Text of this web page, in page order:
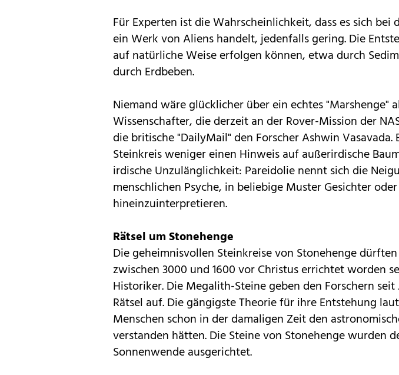
Für Experten ist die Wahrscheinlichkeit, dass es sich bei
ein Werk von Aliens handelt, jedenfalls gering. Die
auf natürliche Weise erfolgen können, etwa durch
durch Erdbeben.
Niemand wäre glücklicher über ein echtes "Marshenge"
Wissenschafter, die derzeit an der Rover-Mission der
die britische "DailyMail" den Forscher Ashwin Vasavada.
Steinkreis weniger einen Hinweis auf außerirdische
irdische Unzulänglichkeit: Pareidolie nennt sich die
menschlichen Psyche, in beliebige Muster Gesichter
hineinzuinterpretieren.
Rätsel um Stonehenge
Die geheimnisvollen Steinkreise von Stonehenge
zwischen 3000 und 1600 vor Christus errichtet worden
Historiker. Die Megalith-Steine geben den Forschern
Rätsel auf. Die gängigste Theorie für ihre Entstehung
Menschen schon in der damaligen Zeit den
verstanden hätten. Die Steine von Stonehenge wurden
Sonnenwende ausgerichtet.